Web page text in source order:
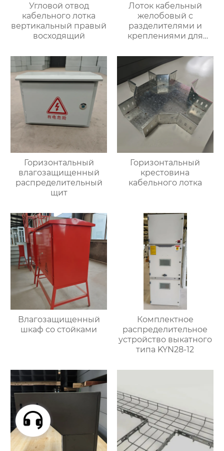
Угловой отвод
кабельного лотка
вертикальный правый
восходящий
Лоток кабельный
желобовый с
разделителями и
креплениями для
Горизонтальный
влагозащищенный
распределительный
щит
Горизонтальный
крестовина
кабельного лотка
Влагозащищенный
шкаф со стойками
Комплектное
распределительное
устройство выкатного
типа KYN28-12